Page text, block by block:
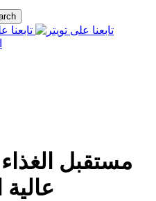
مستقبل
عالية